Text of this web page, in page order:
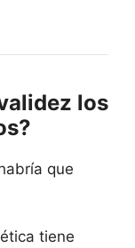
los
que
tiene